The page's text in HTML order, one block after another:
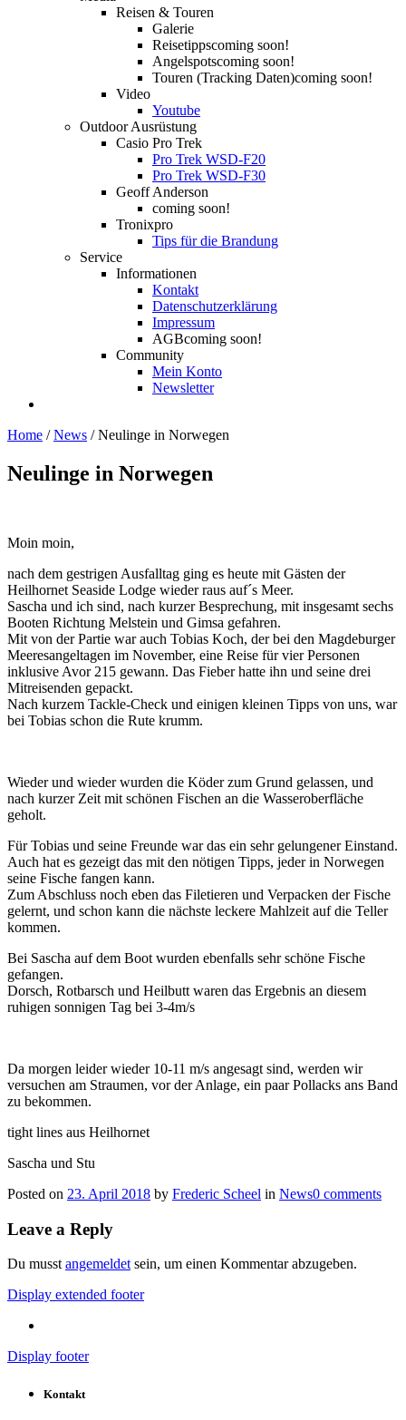
Reisen & Touren
Galerie
Reisetippscoming soon!
Angelspotscoming soon!
Touren (Tracking Daten)coming soon!
Video
Youtube
Outdoor Ausrüstung
Casio Pro Trek
Pro Trek WSD-F20
Pro Trek WSD-F30
Geoff Anderson
coming soon!
Tronixpro
Tips für die Brandung
Service
Informationen
Kontakt
Datenschutzerklärung
Impressum
AGBcoming soon!
Community
Mein Konto
Newsletter
Home /News /Neulinge in Norwegen
Neulinge in Norwegen
Moin moin,
nach dem gestrigen Ausfalltag ging es heute mit Gästen der
Heilhornet Seaside Lodge wieder raus auf´s Meer.
Sascha und ich sind, nach kurzer Besprechung, mit insgesamt sechs
Booten Richtung Melstein und Gimsa gefahren.
Mit von der Partie war auch Tobias Koch, der bei den Magdeburger
Meeresangeltagen im November, eine Reise für vier Personen
inklusive Avor 215 gewann. Das Fieber hatte ihn und seine drei
Mitreisenden gepackt.
Nach kurzem Tackle-Check und einigen kleinen Tipps von uns, war
bei Tobias schon die Rute krumm.
Wieder und wieder wurden die Köder zum Grund gelassen, und
nach kurzer Zeit mit schönen Fischen an die Wasseroberfläche
geholt.
Für Tobias und seine Freunde war das ein sehr gelungener Einstand.
Auch hat es gezeigt das mit den nötigen Tipps, jeder in Norwegen
seine Fische fangen kann.
Zum Abschluss noch eben das Filetieren und Verpacken der Fische
gelernt, und schon kann die nächste leckere Mahlzeit auf die Teller
kommen.
Bei Sascha auf dem Boot wurden ebenfalls sehr schöne Fische
gefangen.
Dorsch, Rotbarsch und Heilbutt waren das Ergebnis an diesem
ruhigen sonnigen Tag bei 3-4m/s
Da morgen leider wieder 10-11 m/s angesagt sind, werden wir
versuchen am Straumen, vor der Anlage, ein paar Pollacks ans Band
zu bekommen.
tight lines aus Heilhornet
Sascha und Stu
Posted on 23. April 2018 by Frederic Scheel in News0 comments
Leave a Reply
Du musstangemeldetsein, um einen Kommentar abzugeben.
Display extended footer
Display footer
Kontakt